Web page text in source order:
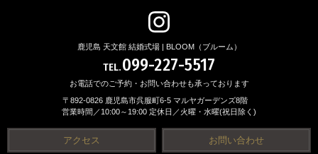
鹿児島 天文館 結婚式場 | BLOOM（ブルーム）
TEL.099-227-5517
お電話でのご予約・お問い合わせも承っております
〒892-0826 鹿児島市呉服町6-5 マルヤガーデンズ8階
営業時間／10:00～19:00 定休日／火曜・水曜(祝日除く)
アクセス お問い合わせ